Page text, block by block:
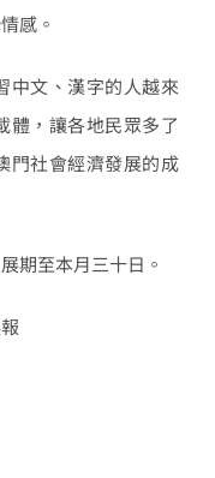
感。
中文、漢字的人越來
體，讓各地民眾多了
門社會經濟發展的成
期至本月三十日。